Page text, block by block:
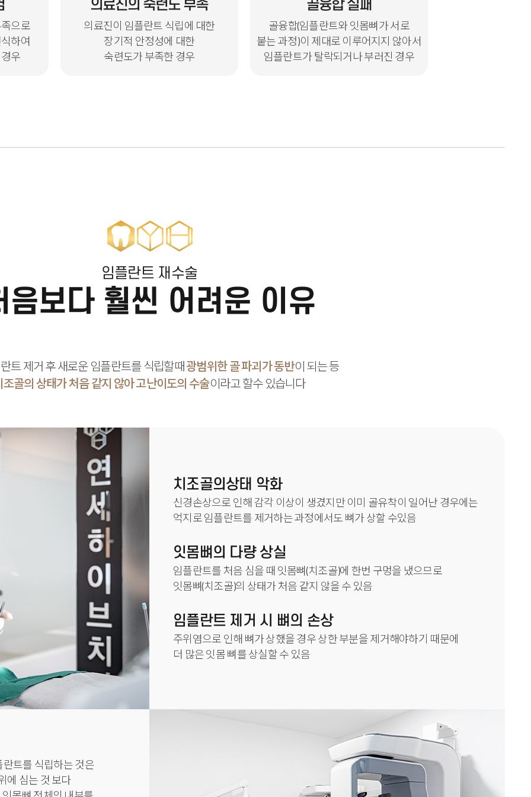
으로
하여
우
의료진의 숙련도 부족
의료진이 임플란트 식립에 대한
장기적 안정성에 대한
숙련도가 부족한 경우
골융합 실패
골융합(임플란트와 잇몸뼈가 서로
붙는 과정)이 제대로 이루어지지 않아서
임플란트가 탈락되거나 부러진 경우
임플란트 재수술
음보다 훨씬 어려운 이유
트 제거 후 새로운 임플란트를 식립할때광범위한 골 파괴가 동반이 되는 등
조골의 상태가 처음 같지 않아 고난이도의 수술이라고 할수 있습니다
치조골의상태 악화
신경손상으로 인해 감각 이상이 생겼지만 이미 골유착이 일어난 경우에는
억지로 임플란트를 제거하는 과정에서도 뼈가 상할 수있음
잇몸뼈의 다량 상실
임플란트를 처음 심을 때 잇몸뼈(치조골)에 한번 구멍을 냈으므로
잇몸뼈(치조골)의 상태가 처음 같지 않을 수 있음
임플란트 제거 시 뼈의 손상
주위염으로 인해 뼈가 상했을 경우 상한 부분을 제거해야하기 때문에
더 많은 잇몸 뼈를 상실할 수 있음
트를 식립하는 것은
에 심는 것 보다